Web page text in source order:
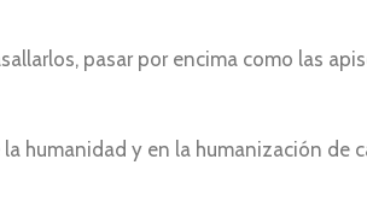
pasar por encima como las
humanidad y en la humanización de